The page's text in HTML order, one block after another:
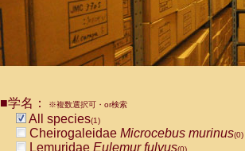
■学名： ※複数選択可・or検索
All species(1)
Cheirogaleidae Microcebus murinus(0)
Lemuridae Eulemur fulvus(0)